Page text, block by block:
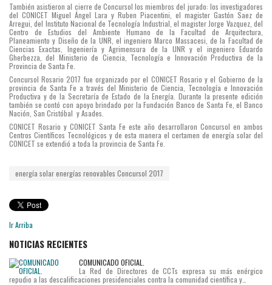
También asistieron al cierre de Concursol los miembros del jurado: los investigadores
del CONICET Miguel Ángel Lara y Ruben Piacentini, el magister Gastón Saez de
Arregui, del Instituto Nacional de Tecnología Industrial, el magister Jorge Vazquez, del
Centro de Estudios del Ambiente Humano de la Facultad de Arquitectura,
Planeamiento y Diseño de la UNR, el ingeniero Marco Massacesi, de la Facultad de
Ciencias Exactas, Ingeniería y Agrimensura de la UNR y el ingeniero Eduardo
Gherbezza, del Ministerio de Ciencia, Tecnología e Innovación Productiva de la
Provincia de Santa Fe.
Concursol Rosario 2017 fue organizado por el CONICET Rosario y el Gobierno de la
provincia de Santa Fe a través del Ministerio de Ciencia, Tecnología e Innovación
Productiva y de la Secretaría de Estado de la Energía. Durante la presente edición
también se contó con apoyo brindado por la Fundación Banco de Santa Fe, el Banco
Nación, San Cristóbal y Asades.
CONICET Rosario y CONICET Santa Fe este año desarrollaron Concursol en ambos
Centros Científicos Tecnológicos y de esta manera el certamen de energía solar del
CONICET se extendió a toda la provincia de Santa Fe.
energía solarenergías renovables Concursol 2017
Ir Arriba
NOTICIAS RECIENTES
COMUNICADO OFICIAL.
La Red de Directores de CCTs expresa su más enérgico
repudio a las descalificaciones presidenciales contra la comunidad científica y…